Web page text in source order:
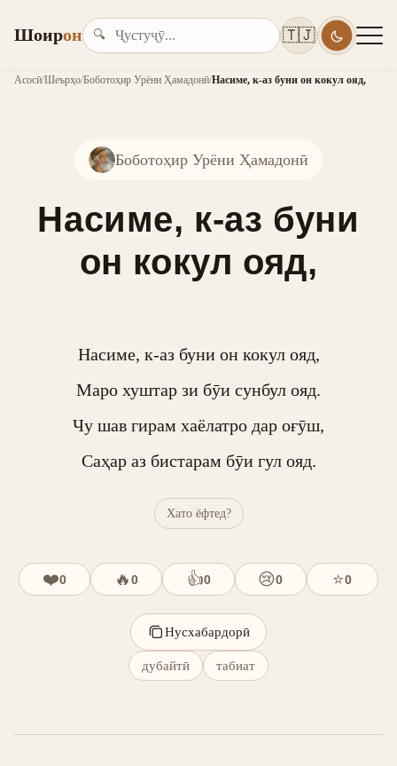
Шоирон 🔍 🇹🇯
Асосӣ/Шеърҳо/Боботоҳир Урёни Ҳамадонӣ/Насиме, к-аз буни он кокул ояд,
Боботоҳир Урёни Ҳамадонӣ
Насиме, к-аз буни
он кокул ояд,
Насиме, к-аз буни он кокул ояд,
Маро хуштар зи бӯи сунбул ояд.
Чу шав гирам хаёлатро дар оғӯш,
Саҳар аз бистарам бӯи гул ояд.
Хато ёфтед?
❤️0 🔥0 👍0 😢0 ⭐0
Нусхабардорӣ
дубайтӣ табиат